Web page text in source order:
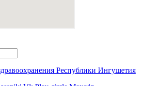
Республики Ингушетия